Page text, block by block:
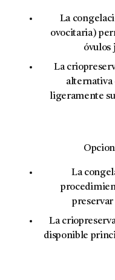
La
ovocitaria)
óvulos
La
alternativa
ligeramente
La
La
disponible